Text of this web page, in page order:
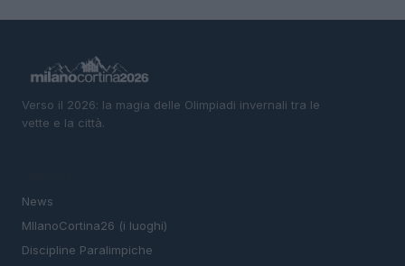
Verso il 2026: la magia delle Olimpiadi invernali tra le
vette e la città.
News
MIlanoCortina26 (i luoghi)
Discipline Paralimpiche